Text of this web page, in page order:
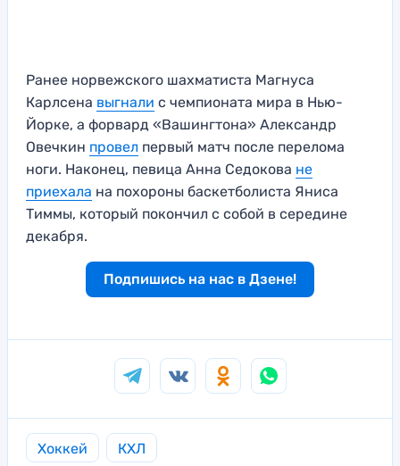
Ранее норвежского шахматиста Магнуса
Карлсена выгнали с чемпионата мира в Нью-
Йорке, а форвард «Вашингтона» Александр
Овечкин провел первый матч после перелома
ноги. Наконец, певица Анна Седокова не
приехала на похороны баскетболиста Яниса
Тиммы, который покончил с собой в середине
декабря.
Подпишись на нас в Дзене!
Хоккей КХЛ